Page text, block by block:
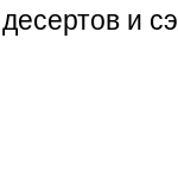
и